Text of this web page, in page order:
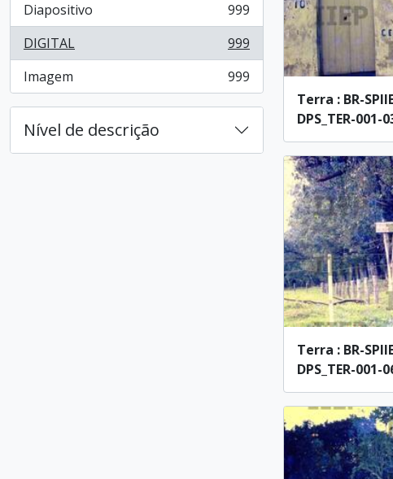
Diapositivo
, 999 resultados
999
DIGITAL
, 999 resultados
999
Imagem
, 999 resultados 999
Nível de descrição
Terra : BR-
DPS_TER-
Terra : BR-
DPS_TER-